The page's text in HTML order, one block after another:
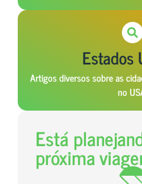
Estados
Artigos diversos sobre as
no
Está
próxima